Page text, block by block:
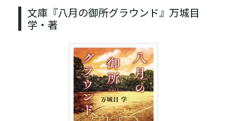
文庫『八月の御所グラウンド』万城目
学・著